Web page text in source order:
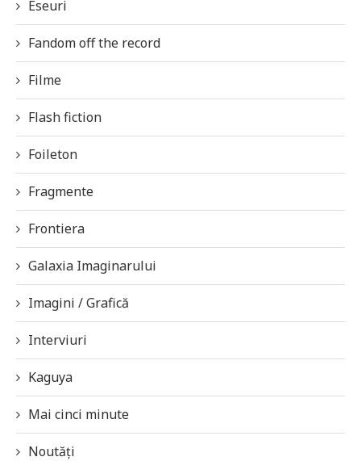
Eseuri
Fandom off the record
Filme
Flash fiction
Foileton
Fragmente
Frontiera
Galaxia Imaginarului
Imagini / Grafică
Interviuri
Kaguya
Mai cinci minute
Noutăți